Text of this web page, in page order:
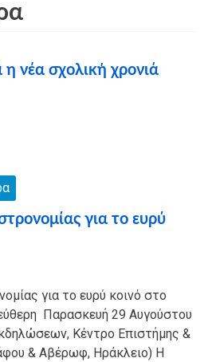
η νέα σχολική χρονιά
για το ευρύ
για το ευρύ κοινό στο
Παρασκευή 29 Αυγούστου
Κέντρο Επιστήμης &
& Αβέρωφ, Ηράκλειο) Η